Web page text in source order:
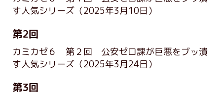
す人気シリーズ （2025年3月10日）
第2回
カミカゼ６ 第２回 公安ゼロ課が巨悪をブッ潰
す人気シリーズ （2025年3月24日）
第3回